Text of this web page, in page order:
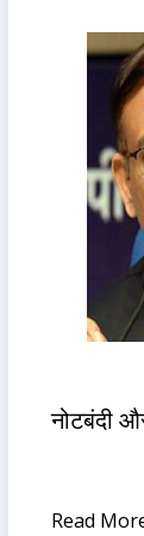
नोटबंदी
Read